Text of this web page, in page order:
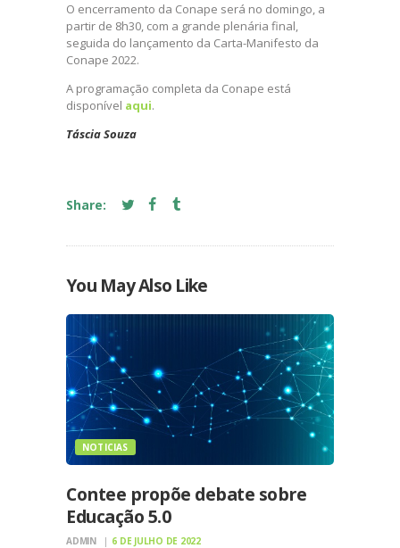
O encerramento da Conape será no domingo, a
partir de 8h30, com a grande plenária final,
seguida do lançamento da Carta-Manifesto da
Conape 2022.
A programação completa da Conape está
disponível aqui.
Táscia Souza
Share:
You May Also Like
NOTICIAS
Contee propõe debate sobre
Educação 5.0
ADMIN 6 DE JULHO DE 2022